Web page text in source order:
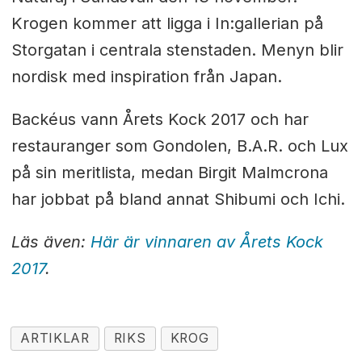
Krogen kommer att ligga i In:gallerian på
Storgatan i centrala stenstaden. Menyn blir
nordisk med inspiration från Japan.
Backéus vann Årets Kock 2017 och har
restauranger som Gondolen, B.A.R. och Lux
på sin meritlista, medan Birgit Malmcrona
har jobbat på bland annat Shibumi och Ichi.
Läs även: Här är vinnaren av Årets Kock
2017.
ARTIKLAR RIKS KROG